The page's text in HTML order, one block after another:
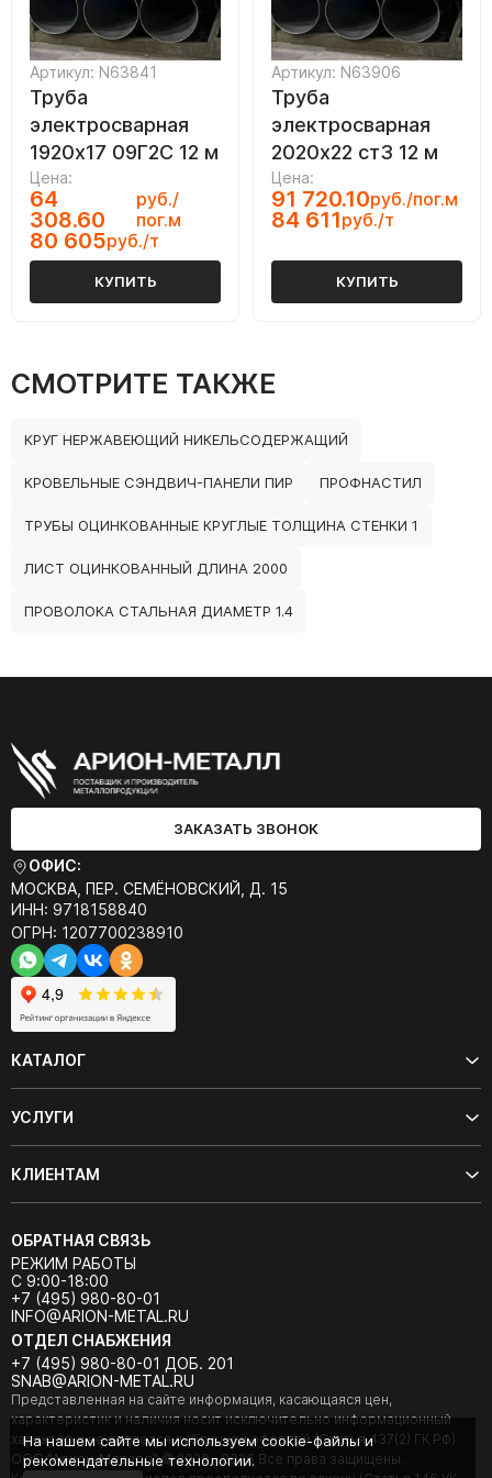
Артикул: N63841
Труба
электросварная
1920х17 09Г2С 12 м
Цена:
64
308.60
руб./
пог.м
80 605руб./т
КУПИТЬ
Артикул: N63906
Труба
электросварная
2020х22 ст3 12 м
Цена:
91 720.10руб./пог.м
84 611руб./т
КУПИТЬ
СМОТРИТЕ ТАКЖЕ
КРУГ НЕРЖАВЕЮЩИЙ НИКЕЛЬСОДЕРЖАЩИЙ
КРОВЕЛЬНЫЕ СЭНДВИЧ-ПАНЕЛИ ПИР ПРОФНАСТИЛ
ТРУБЫ ОЦИНКОВАННЫЕ КРУГЛЫЕ ТОЛЩИНА СТЕНКИ 1
ЛИСТ ОЦИНКОВАННЫЙ ДЛИНА 2000
ПРОВОЛОКА СТАЛЬНАЯ ДИАМЕТР 1.4
ЗАКАЗАТЬ ЗВОНОК
ОФИС:
МОСКВА, ПЕР. СЕМЁНОВСКИЙ, Д. 15
ИНН: 9718158840
ОГРН: 1207700238910
КАТАЛОГ
УСЛУГИ
КЛИЕНТАМ
ОБРАТНАЯ СВЯЗЬ
РЕЖИМ РАБОТЫ
С 9:00-18:00
+7 (495) 980-80-01
INFO@ARION-METAL.RU
ОТДЕЛ СНАБЖЕНИЯ
+7 (495) 980-80-01 ДОБ. 201
SNAB@ARION-METAL.RU
Представленная на сайте информация, касающаяся цен,
характеристик и наличия носит исключительно информационный
характер и не является публичной офертой (Статья 437(2) ГК РФ).
ООО "Арион-Металл" © 2020 - 2026 Все права защищены.
На нашем сайте мы используем cookie-файлы и
рекомендательные технологии.